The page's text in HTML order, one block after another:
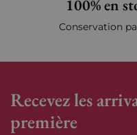
100% en
Conservation
Recevez les
première